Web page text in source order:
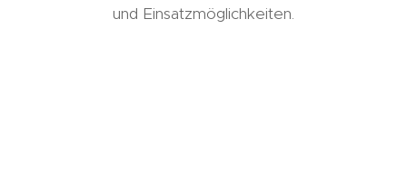
und Einsatzmöglichkeiten.